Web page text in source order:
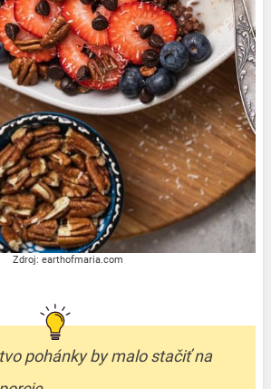
Zdroj: earthofmaria.com
pohánky by malo stačiť na